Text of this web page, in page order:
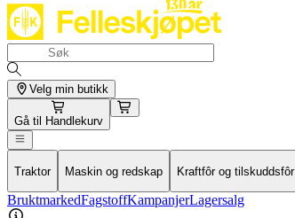
Velg min butikk
Gå til Handlekurv
Traktor Maskin og redskap Kraftfôr og tilskuddsfôr
BruktmarkedFagstoffKampanjerLagersalg